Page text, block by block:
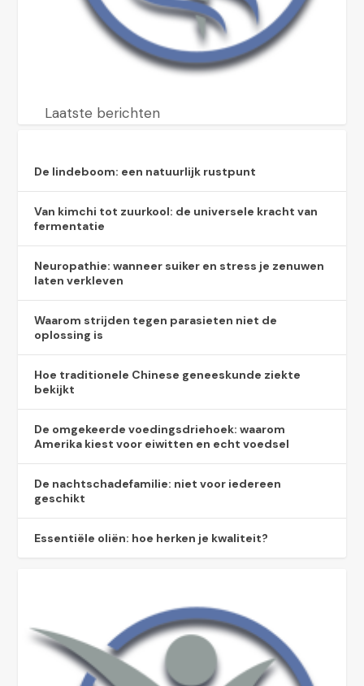
Laatste berichten
De lindeboom: een natuurlijk rustpunt
Van kimchi tot zuurkool: de universele kracht van
fermentatie
Neuropathie: wanneer suiker en stress je zenuwen
laten verkleven
Waarom strijden tegen parasieten niet de
oplossing is
Hoe traditionele Chinese geneeskunde ziekte
bekijkt
De omgekeerde voedingsdriehoek: waarom
Amerika kiest voor eiwitten en echt voedsel
De nachtschadefamilie: niet voor iedereen
geschikt
Essentiële oliën: hoe herken je kwaliteit?